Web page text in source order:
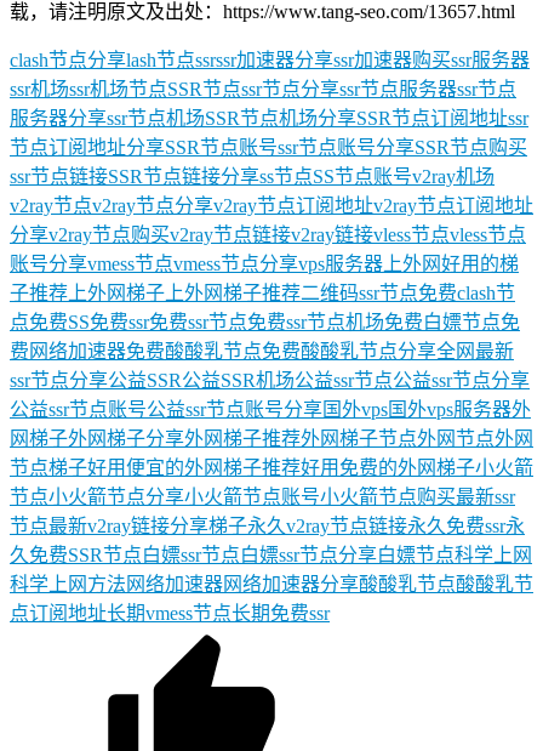
载，请注明原文及出处：https://www.tang-seo.com/13657.html
clash节点分享lash节点ssrssr加速器分享ssr加速器购买ssr服务器
ssr机场ssr机场节点SSR节点ssr节点分享ssr节点服务器ssr节点
服务器分享ssr节点机场SSR节点机场分享SSR节点订阅地址ssr
节点订阅地址分享SSR节点账号ssr节点账号分享SSR节点购买
ssr节点链接SSR节点链接分享ss节点SS节点账号v2ray机场
v2ray节点v2ray节点分享v2ray节点订阅地址v2ray节点订阅地址
分享v2ray节点购买v2ray节点链接v2ray链接vless节点vless节点
账号分享vmess节点vmess节点分享vps服务器 上外网好用的梯
子推荐 上外网梯子 上外网梯子推荐二维码ssr节点免费clash节
点免费SS免费ssr免费ssr节点免费ssr节点机场免费白嫖节点免
费网络加速器免费酸酸乳节点免费酸酸乳节点分享全网最新
ssr节点分享公益SSR公益SSR机场公益ssr节点公益ssr节点分享
公益ssr节点账号公益ssr节点账号分享国外vps国外vps服务器外
网梯子外网梯子分享外网梯子推荐外网梯子节点外网节点外网
节点梯子好用便宜的外网梯子推荐好用免费的外网梯子小火箭
节点小火箭节点分享小火箭节点账号小火箭节点购买最新ssr
节点最新v2ray链接分享梯子永久v2ray节点链接永久免费ssr永
久免费SSR节点白嫖ssr节点白嫖ssr节点分享白嫖节点科学上网
科学上网方法 网络加速器网络加速器分享酸酸乳节点酸酸乳节
点订阅地址长期vmess节点长期免费ssr